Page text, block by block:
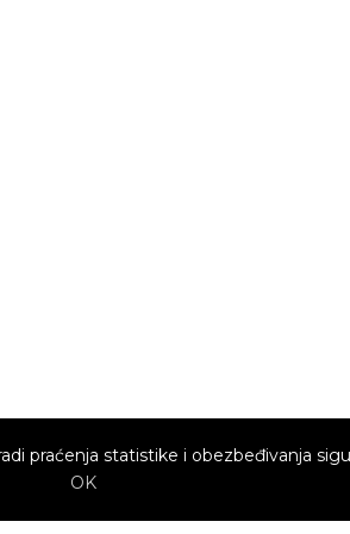
praćenja statistike i obezbeđivanja
OK